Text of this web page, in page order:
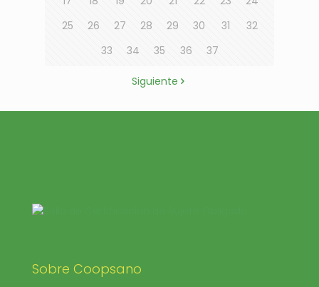
25
26 27 28 29 30 31
32
33
34 35 36 37
Siguiente
Sobre Coopsano